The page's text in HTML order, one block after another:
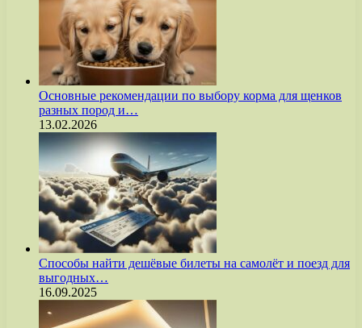
Основные рекомендации по выбору корма для щенков
разных пород и…
13.02.2026
Способы найти дешёвые билеты на самолёт и поезд для
выгодных…
16.09.2025